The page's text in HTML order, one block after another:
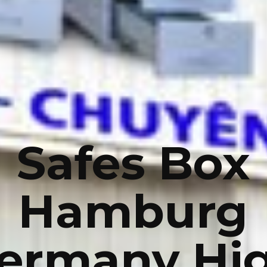
Safes Box
Hamburg